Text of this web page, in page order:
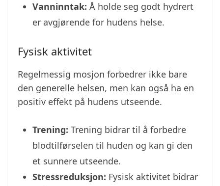
Vanninntak: Å holde seg godt hydrert
er avgjørende for hudens helse.
Fysisk aktivitet
Regelmessig mosjon forbedrer ikke bare
den generelle helsen, men kan også ha en
positiv effekt på hudens utseende.
Trening: Trening bidrar til å forbedre
blodtilførselen til huden og kan gi den
et sunnere utseende.
Stressreduksjon: Fysisk aktivitet bidrar